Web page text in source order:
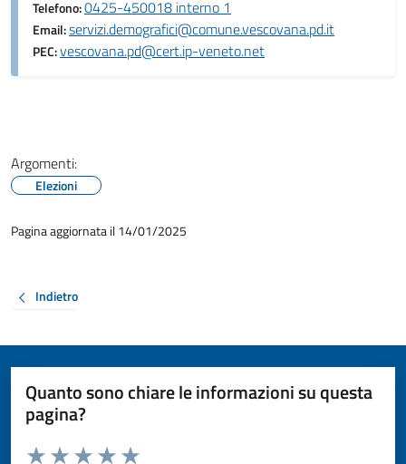
Telefono:0425-450018 interno 1
Email:servizi.demografici@comune.vescovana.pd.it
PEC:vescovana.pd@cert.ip-veneto.net
Argomenti:
Elezioni
Pagina aggiornata il 14/01/2025
Indietro
Quanto sono chiare le informazioni su questa
pagina?
Valuta da 1 a 5 stelle la pagina